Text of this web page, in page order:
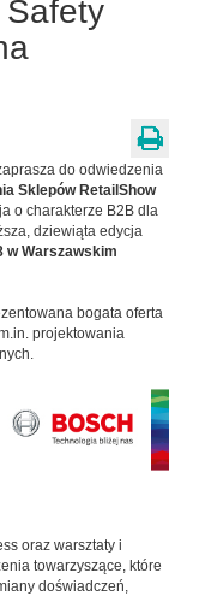
do odwiedzenia
Sklepów RetailShow
o charakterze B2B dla
dziewiąta edycja
w Warszawskim
bogata oferta
projektowania
oraz warsztaty i
towarzyszące, które
doświadczeń,